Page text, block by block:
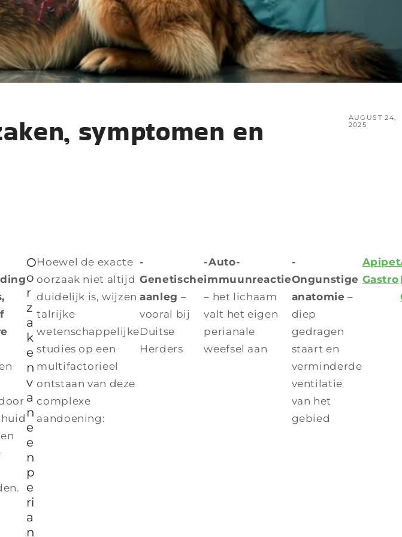
symptomen en
AUGUST 24,
2025
O
o
r
z
a
k
e
n
v
a
n
e
e
n
p
e
ri
a
n
Hoewel de exacte
oorzaak niet altijd
duidelijk is, wijzen
talrijke
wetenschappelijke
studies op een
multifactorieel
ontstaan van deze
complexe
aandoening:
-
Genetische
aanleg –
vooral bij
Duitse
Herders
-Auto-
immuunreactie
– het lichaam
valt het eigen
perianale
weefsel aan
-
Ongunstige
anatomie –
diep
gedragen
staart en
verminderde
ventilatie
van het
gebied
Apipet
Gastro